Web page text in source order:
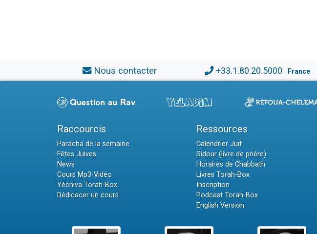
Nous contacter +33.1.80.20.5000 France
Raccourcis
Paracha de la semaine
Fêtes Juives
News
Cours Mp3-Vidéo
Yéchiva Torah-Box
Dédicacer un cours
Ressources
Calendrier Juif
Sidour (livre de prière)
Horaires de Chabbath
Livres Torah-Box
Inscription
Podcast Torah-Box
English Version